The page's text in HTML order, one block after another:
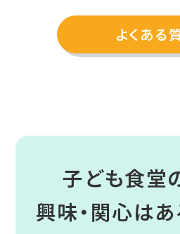
よくある
子ども食堂
興味・関心は